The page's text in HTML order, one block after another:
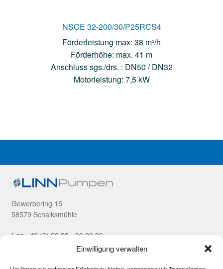
Einwilligung verwalten
NSCE 32-200/30/P25RCS4
Förderleistung max: 38 m³/h
Förderhöhe: max. 41 m
Anschluss sgs./drs. : DN50 / DN32
Motorleistung: 7,5 kW
Gewerbering 15
58579 Schalksmühle
Fon +49 (0) 23 55 - 90 29 29
Fax +49 (0) 23 55 - 90 29 99